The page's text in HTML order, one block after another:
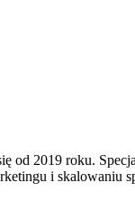
od 2019 roku.
i skalowaniu